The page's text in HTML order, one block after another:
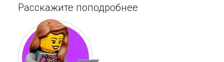
Расскажите поподробнее